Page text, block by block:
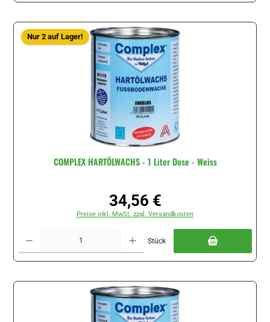
Nur 2 auf Lager!
COMPLEX HARTÖLWACHS - 1 Liter Dose - Weiss
Regulärer Preis:
34,56 €
Preise inkl. MwSt. zzgl. Versandkosten
Stück